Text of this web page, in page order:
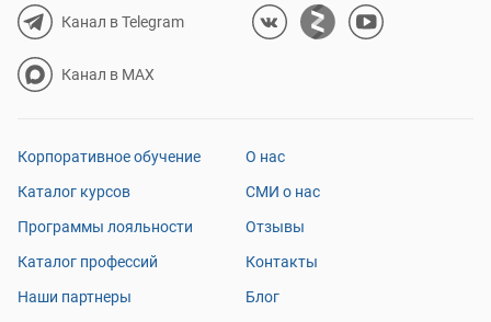
Канал в Telegram
Канал в MAX
Корпоративное обучение
Каталог курсов
Программы лояльности
Каталог профессий
Наши партнеры
О нас
СМИ о нас
Отзывы
Контакты
Блог